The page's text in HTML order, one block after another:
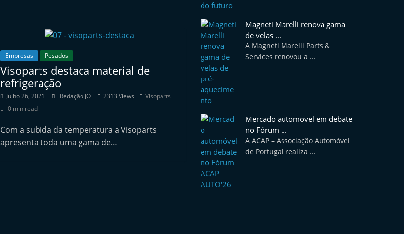
Empresas Pesados
Visoparts destaca material de
refrigeração
Julho 26, 2021 Redação JO 2313 Views
Visoparts
0 min read
Com a subida da temperatura a Visoparts
apresenta toda uma gama de…
Magneti Marelli renova gama
de velas ...
A Magneti Marelli Parts &
Services renovou a ...
Mercado automóvel em debate
no Fórum ...
A ACAP – Associação Automóvel
de Portugal realiza ...